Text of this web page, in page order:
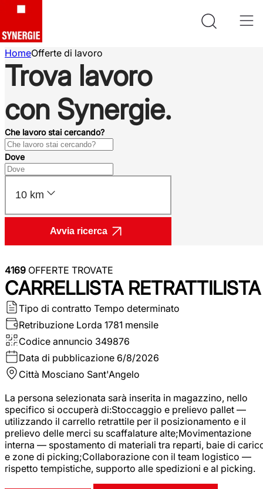
HomeOfferte di lavoro
Trova lavoro
con Synergie.
Che lavoro stai cercando?
Dove
10 km
Avvia ricerca
4169 OFFERTE TROVATE
CARRELLISTA RETRATTILISTA
Tipo di contratto Tempo determinato
Retribuzione Lorda 1781 mensile
Codice annuncio 349876
Data di pubblicazione 6/8/2026
Città Mosciano Sant'Angelo
La persona selezionata sarà inserita in magazzino, nello
specifico si occuperà di:Stoccaggio e prelievo pallet —
utilizzando il carrello retrattile per il posizionamento e il
prelievo delle merci su scaffalature alte;Movimentazione
interna — spostamento di materiali tra reparti, baie di
e zone di picking;Collaborazione con il team logistico —
rispetto tempistiche, supporto alle spedizioni e al picking.